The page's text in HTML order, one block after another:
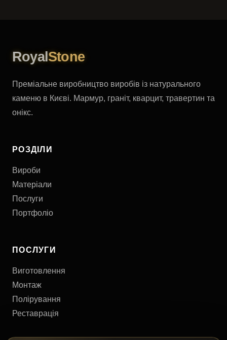
Royal Stone
Преміальне виробництво виробів із натурального
каменю в Києві. Мармур, граніт, кварцит, травертин та
онікс.
РОЗДІЛИ
Вироби
Матеріали
Послуги
Портфоліо
ПОСЛУГИ
Виготовлення
Монтаж
Полірування
Реставрація